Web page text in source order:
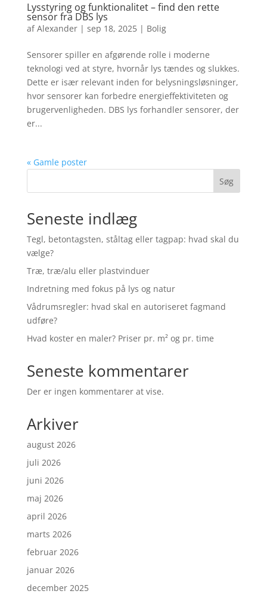
Lysstyring og funktionalitet – find den rette
sensor fra DBS lys
afAlexander| sep 18, 2025| Bolig
Sensorer spiller en afgørende rolle i moderne
teknologi ved at styre, hvornår lys tændes og slukkes.
Dette er især relevant inden for belysningsløsninger,
hvor sensorer kan forbedre energieffektiviteten og
brugervenligheden. DBS lys forhandler sensorer, der
er...
« Gamle poster
Søg
Seneste indlæg
Tegl, betontagsten, ståltag eller tagpap: hvad skal du
vælge?
Træ, træ/alu eller plastvinduer
Indretning med fokus på lys og natur
Vådrumsregler: hvad skal en autoriseret fagmand
udføre?
Hvad koster en maler? Priser pr. m² og pr. time
Seneste kommentarer
Der er ingen kommentarer at vise.
Arkiver
august 2026
juli 2026
juni 2026
maj 2026
april 2026
marts 2026
februar 2026
januar 2026
december 2025